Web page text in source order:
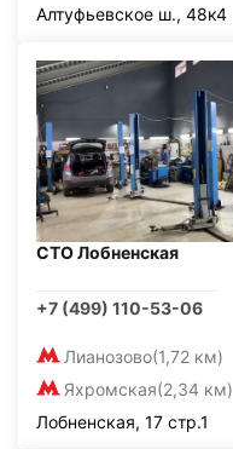
Алтуфьевское ш., 48к4
СТО Лобненская
+7 (499) 110-53-06
Лианозово(1,72 км)
Яхромская(2,34 км)
Лобненская, 17 стр.1